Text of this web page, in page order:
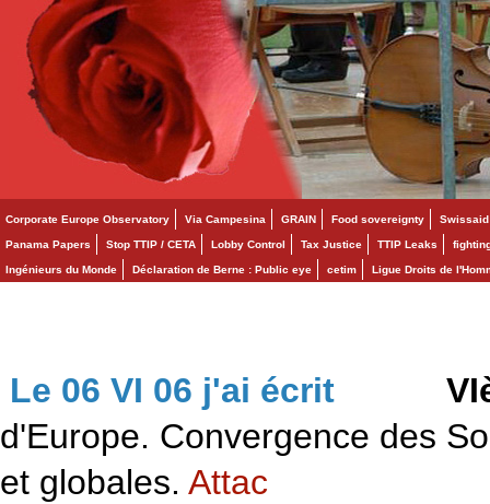
Corporate Europe Observatory Via Campesina GRAIN Food sovereignty Swissaid
Panama Papers Stop TTIP / CETA Lobby Control Tax Justice TTIP Leaks
Ingénieurs du Monde Déclaration de Berne : Public eye cetim Ligue Droits de
Le 06 VI 06 j'ai écrit
d'Europe. Convergence des
et globales. Attac